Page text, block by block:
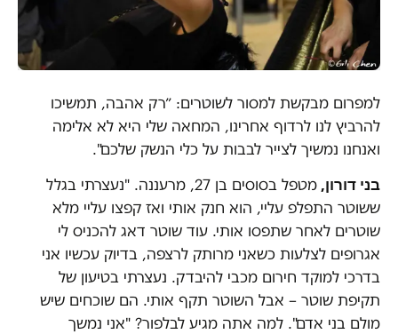
למפרום מבקשת למסור לשוטרים: ״רק אהבה, תמשיכו
להרביץ לנו לרדוף אחרינו, המחאה שלי היא לא אלימה
ואנחנו נמשיך לצייר לבבות על כלי הנשק שלכם".
בני דורון,
מטפל בסוסים בן 27, מרעננה. "נעצרתי בגלל
ששוטר התפלפ עליי, הוא חנק אותי ואז קפצו עליי מלא
שוטרים לאחר שתפסו אותי. עוד שוטר דאג להכניס לי
אגרופים לצלעות כשאני מרותק לרצפה, בדיוק עכשיו אני
בדרכי למוקד חירום מכבי להיבדק. נעצרתי בטיעון של
תקיפת שוטר – אבל השוטר תקף אותי. הם שוכחים שיש
מולם בני אדם". למה אתה מגיע לבלפור? "אני נמשך